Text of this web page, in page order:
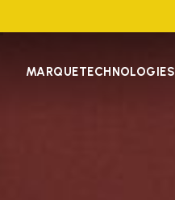
MARQUETECHNOLOGIES